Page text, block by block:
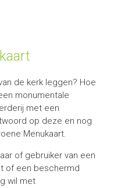
de kerk leggen? Hoe
monumentale
met een
op deze en nog
Menukaart.
of gebruiker van een
of een beschermd
wil met